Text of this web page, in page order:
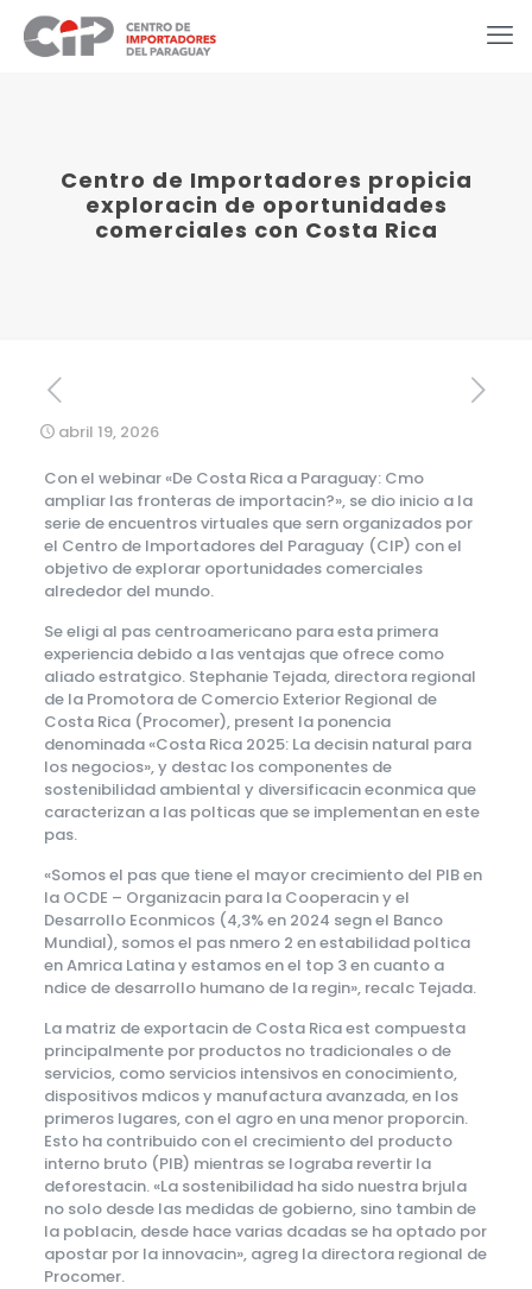
Centro de Importadores propicia
exploracin de oportunidades
comerciales con Costa Rica
abril 19, 2026
Con el webinar «De Costa Rica a Paraguay: Cmo
ampliar las fronteras de importacin?», se dio inicio a la
serie de encuentros virtuales que sern organizados por
el Centro de Importadores del Paraguay (CIP) con el
objetivo de explorar oportunidades comerciales
alrededor del mundo.
Se eligi al pas centroamericano para esta primera
experiencia debido a las ventajas que ofrece como
aliado estratgico. Stephanie Tejada, directora regional
de la Promotora de Comercio Exterior Regional de
Costa Rica (Procomer), present la ponencia
denominada «Costa Rica 2025: La decisin natural para
los negocios», y destac los componentes de
sostenibilidad ambiental y diversificacin econmica que
caracterizan a las polticas que se implementan en este
pas.
«Somos el pas que tiene el mayor crecimiento del PIB en
la OCDE – Organizacin para la Cooperacin y el
Desarrollo Econmicos (4,3% en 2024 segn el Banco
Mundial), somos el pas nmero 2 en estabilidad poltica
en Amrica Latina y estamos en el top 3 en cuanto a
ndice de desarrollo humano de la regin», recalc Tejada.
La matriz de exportacin de Costa Rica est compuesta
principalmente por productos no tradicionales o de
servicios, como servicios intensivos en conocimiento,
dispositivos mdicos y manufactura avanzada, en los
primeros lugares, con el agro en una menor proporcin.
Esto ha contribuido con el crecimiento del producto
interno bruto (PIB) mientras se lograba revertir la
deforestacin. «La sostenibilidad ha sido nuestra brjula
no solo desde las medidas de gobierno, sino tambin de
la poblacin, desde hace varias dcadas se ha optado por
apostar por la innovacin», agreg la directora regional de
Procomer.